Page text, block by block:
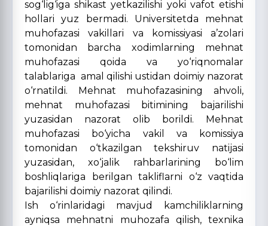
sog‘lig‘iga shikast yetkazilishi yoki vafot etishi
hollari yuz bermadi. Universitetda mehnat
muhofazasi vakillari va komissiyasi a’zolari
tomonidan barcha xodimlarning mehnat
muhofazasi qoida va yo‘riqnomalar
talablariga amal qilishi ustidan doimiy nazorat
o‘rnatildi. Mehnat muhofazasining ahvoli,
mehnat muhofazasi bitimining bajarilishi
yuzasidan nazorat olib borildi. Mehnat
muhofazasi bo‘yicha vakil va komissiya
tomonidan o‘tkazilgan tekshiruv natijasi
yuzasidan, xo‘jalik rahbarlarining bo‘lim
boshliqlariga berilgan takliflarni o‘z vaqtida
bajarilishi doimiy nazorat qilindi.
Ish o‘rinlaridagi mavjud kamchiliklarning
ayniqsa mehnatni muhozafa qilish, texnika